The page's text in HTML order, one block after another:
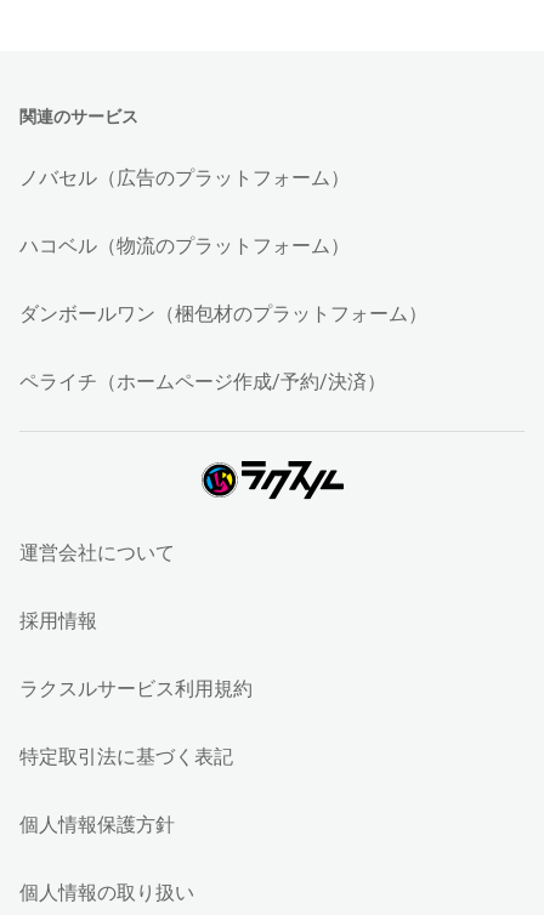
関連のサービス
ノバセル（広告のプラットフォーム）
ハコベル（物流のプラットフォーム）
ダンボールワン（梱包材のプラットフォーム）
ペライチ（ホームページ作成/予約/決済）
運営会社について
採用情報
ラクスルサービス利用規約
特定取引法に基づく表記
個人情報保護方針
個人情報の取り扱い